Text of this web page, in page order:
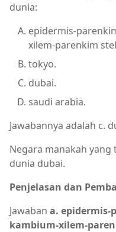
dunia:
epidermis-
xilem-parenkim
tokyo.
dubai.
saudi arabia.
Jawabannya adalah c.
Negara manakah
dunia dubai.
Penjelasan dan
Jawaban a. epidermis-
kambium-xilem-